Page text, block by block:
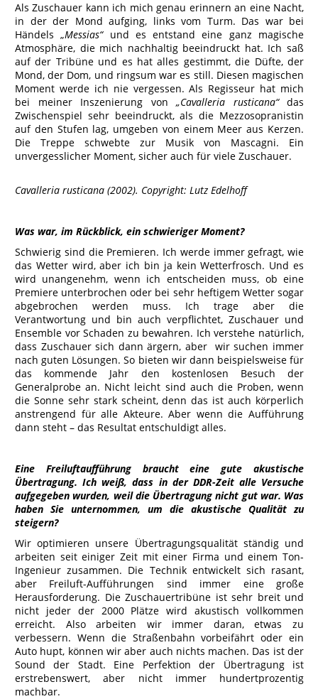
Als Zuschauer kann ich mich genau erinnern an eine Nacht,
in der der Mond aufging, links vom Turm. Das war bei
Händels „Messias“und es entstand eine ganz magische
Atmosphäre, die mich nachhaltig beeindruckt hat. Ich saß
auf der Tribüne und es hat alles gestimmt, die Düfte, der
Mond, der Dom, und ringsum war es still. Diesen magischen
Moment werde ich nie vergessen. Als Regisseur hat mich
bei meiner Inszenierung von „Cavalleria rusticana“das
Zwischenspiel sehr beeindruckt, als die Mezzosopranistin
auf den Stufen lag, umgeben von einem Meer aus Kerzen.
Die Treppe schwebte zur Musik von Mascagni. Ein
unvergesslicher Moment, sicher auch für viele Zuschauer.
Cavalleria rusticana (2002). Copyright: Lutz Edelhoff
Was war, im Rückblick, ein schwieriger Moment?
Schwierig sind die Premieren. Ich werde immer gefragt, wie
das Wetter wird, aber ich bin ja kein Wetterfrosch. Und es
wird unangenehm, wenn ich entscheiden muss, ob eine
Premiere unterbrochen oder bei sehr heftigem Wetter sogar
abgebrochen werden muss. Ich trage aber die
Verantwortung und bin auch verpflichtet, Zuschauer und
Ensemble vor Schaden zu bewahren. Ich verstehe natürlich,
dass Zuschauer sich dann ärgern, aber wir suchen immer
nach guten Lösungen. So bieten wir dann beispielsweise für
das kommende Jahr den kostenlosen Besuch der
Generalprobe an. Nicht leicht sind auch die Proben, wenn
die Sonne sehr stark scheint, denn das ist auch körperlich
anstrengend für alle Akteure. Aber wenn die Aufführung
dann steht – das Resultat entschuldigt alles.
Eine Freiluftaufführung braucht eine gute akustische
Übertragung. Ich weiß, dass in der DDR-Zeit alle Versuche
aufgegeben wurden, weil die Übertragung nicht gut war. Was
haben Sie unternommen, um die akustische Qualität zu
steigern?
Wir optimieren unsere Übertragungsqualität ständig und
arbeiten seit einiger Zeit mit einer Firma und einem Ton-
Ingenieur zusammen. Die Technik entwickelt sich rasant,
aber Freiluft-Aufführungen sind immer eine große
Herausforderung. Die Zuschauertribüne ist sehr breit und
nicht jeder der 2000 Plätze wird akustisch vollkommen
erreicht. Also arbeiten wir immer daran, etwas zu
verbessern. Wenn die Straßenbahn vorbeifährt oder ein
Auto hupt, können wir aber auch nichts machen. Das ist der
Sound der Stadt. Eine Perfektion der Übertragung ist
erstrebenswert, aber nicht immer hundertprozentig
machbar.